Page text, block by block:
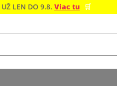
UŽ LEN DO 9.8. Viac tu 🛒